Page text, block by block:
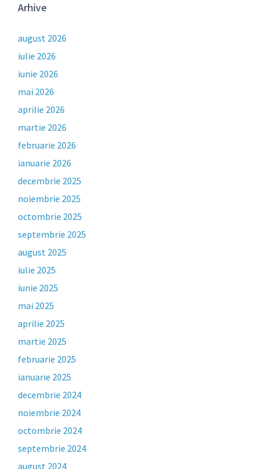
Arhive
august 2026
iulie 2026
iunie 2026
mai 2026
aprilie 2026
martie 2026
februarie 2026
ianuarie 2026
decembrie 2025
noiembrie 2025
octombrie 2025
septembrie 2025
august 2025
iulie 2025
iunie 2025
mai 2025
aprilie 2025
martie 2025
februarie 2025
ianuarie 2025
decembrie 2024
noiembrie 2024
octombrie 2024
septembrie 2024
august 2024